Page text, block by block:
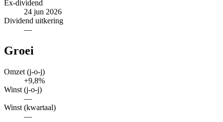
Ex-dividend
24 jun 2026
Dividend uitkering
—
Groei
Omzet (j-o-j)
+9,8%
Winst (j-o-j)
—
Winst (kwartaal)
—